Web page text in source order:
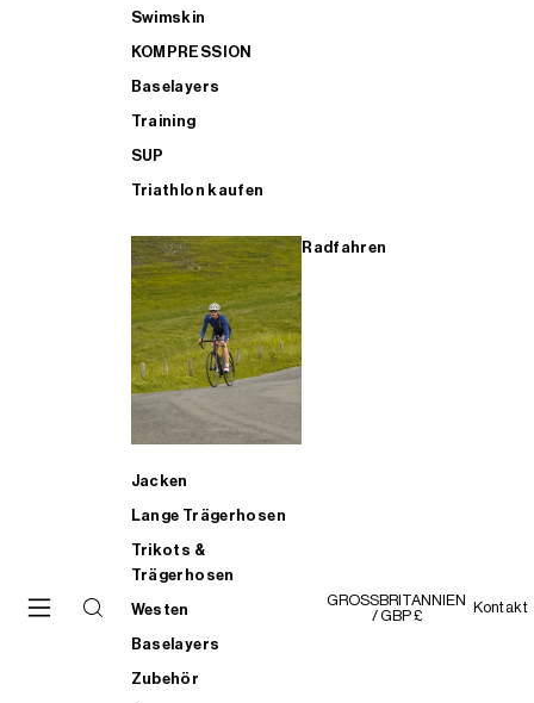
Swimskin
KOMPRESSION
Baselayers
Training
SUP
Triathlon kaufen
Radfahren
Jacken
Lange Trägerhosen
Trikots &
Trägerhosen
Westen
Baselayers
Zubehör
GROSSBRITANNIEN
/ GBP £
Kontakt